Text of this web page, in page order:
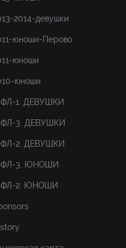
2014-девушки
юноши-Перово
юноши
юноши
1. ДЕВУШКИ
3. ДЕВУШКИ
2. ДЕВУШКИ
3. ЮНОШИ
2. ЮНОШИ